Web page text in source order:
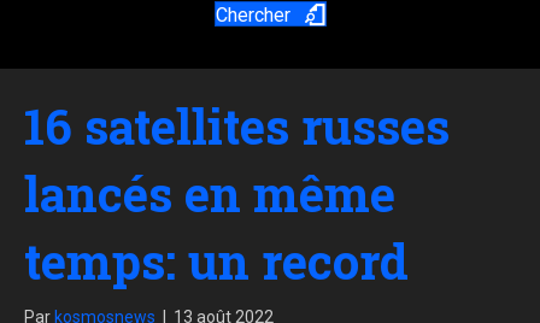
Chercher
16 satellites russes
lancés en même
temps: un record
Par kosmosnews 13 août 2022